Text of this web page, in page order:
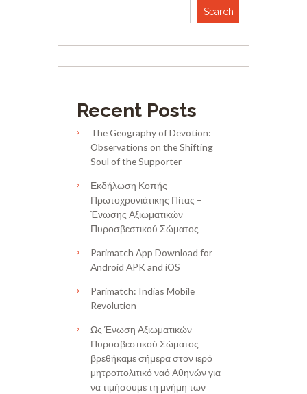
Search
Recent Posts
The Geography of Devotion:
Observations on the Shifting
Soul of the Supporter
Εκδήλωση Κοπής
Πρωτοχρονιάτικης Πίτας –
Ένωσης Αξιωματικών
Πυροσβεστικού Σώματος
Parimatch App Download for
Android APK and iOS
Parimatch: Indias Mobile
Revolution
Ως Ένωση Αξιωματικών
Πυροσβεστικού Σώματος
βρεθήκαμε σήμερα στον ιερό
μητροπολιτικό ναό Αθηνών για
να τιμήσουμε τη μνήμη των